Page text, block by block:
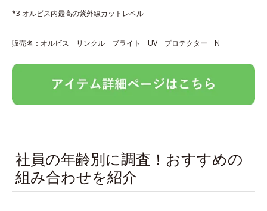
*3 オルビス内最高の紫外線カットレベル
販売名：オルビス リンクル ブライト UV プロテクター N
社員の年齢別に調査！おすすめの
組み合わせを紹介